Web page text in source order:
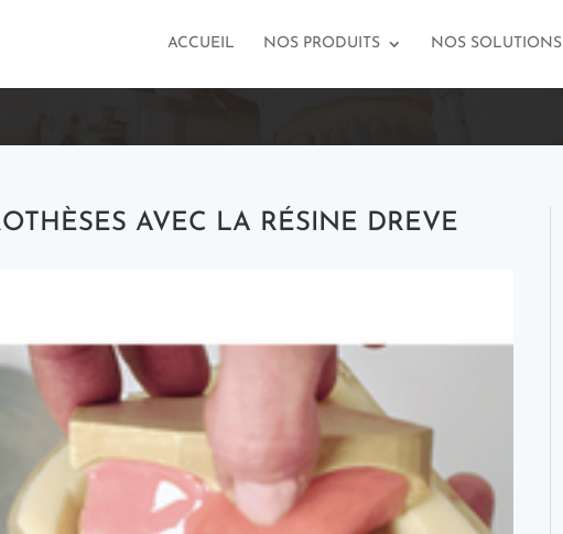
ACCUEIL NOS PRODUITS NOS SOLUTIONS
AVEC LA RÉSINE DREVE